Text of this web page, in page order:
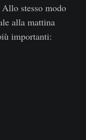
stesso modo
alla mattina
importanti: